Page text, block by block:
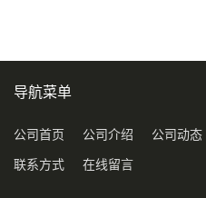
导航菜单
公司首页 公司介绍 公司动态
联系方式 在线留言